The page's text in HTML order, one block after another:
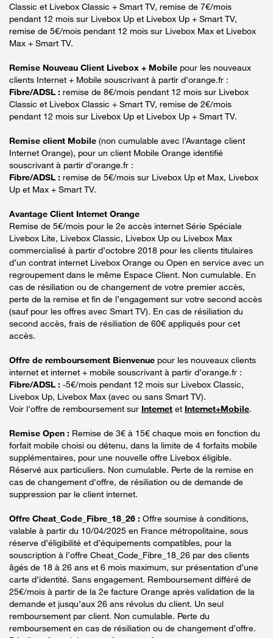
Classic et Livebox Classic + Smart TV, remise de 7€/mois
pendant 12 mois sur Livebox Up et Livebox Up + Smart TV,
remise de 5€/mois pendant 12 mois sur Livebox Max et Livebox
Max + Smart TV.
Remise Nouveau Client Livebox + Mobile pour les nouveaux
clients Internet + Mobile souscrivant à partir d’orange.fr :
Fibre/ADSL : remise de 8€/mois pendant 12 mois sur Livebox
Classic et Livebox Classic + Smart TV, remise de 2€/mois
pendant 12 mois sur Livebox Up et Livebox Up + Smart TV.
Remise client Mobile (non cumulable avec l’Avantage client
Internet Orange), pour un client Mobile Orange identifié
souscrivant à partir d’orange.fr :
Fibre/ADSL : remise de 5€/mois sur Livebox Up et Max, Livebox
Up et Max + Smart TV.
Avantage Client Internet Orange
Remise de 5€/mois pour le 2e accès internet Série Spéciale
Livebox Lite, Livebox Classic, Livebox Up ou Livebox Max
commercialisé à partir d’octobre 2018 pour les clients titulaires
d’un contrat internet Livebox Orange ou Open en service avec un
regroupement dans le même Espace Client. Non cumulable. En
cas de résiliation ou de changement de votre premier accès,
perte de la remise et fin de l’engagement sur votre second accès
(sauf pour les offres avec Smart TV). En cas de résiliation du
second accès, frais de résiliation de 60€ appliqués pour cet
accès.
Offre de remboursement Bienvenue pour les nouveaux clients
internet et internet + mobile souscrivant à partir d’orange.fr :
Fibre/ADSL : -5€/mois pendant 12 mois sur Livebox Classic,
Livebox Up, Livebox Max (avec ou sans Smart TV).
Voir l'offre de remboursement sur Internet et Internet+Mobile.
Remise Open : Remise de 3€ à 15€ chaque mois en fonction du
forfait mobile choisi ou détenu, dans la limite de 4 forfaits mobile
supplémentaires, pour une nouvelle offre Livebox éligible.
Réservé aux particuliers. Non cumulable. Perte de la remise en
cas de changement d'offre, de résiliation ou de demande de
suppression par le client internet.
Offre Cheat_Code_Fibre_18_26 : Offre soumise à conditions,
valable à partir du 10/04/2025 en France métropolitaine, sous
réserve d’éligibilité et d’équipements compatibles, pour la
souscription à l’offre Cheat_Code_Fibre_18_26 par des clients
âgés de 18 à 26 ans et 6 mois maximum, sur présentation d’une
carte d’identité. Sans engagement. Remboursement différé de
25€/mois à partir de la 2e facture Orange après validation de la
demande et jusqu’aux 26 ans révolus du client. Un seul
remboursement par client. Non cumulable. Perte du
remboursement en cas de résiliation ou de changement d’offre.